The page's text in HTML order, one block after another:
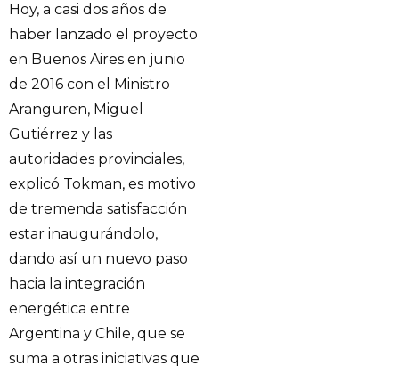
Hoy, a casi dos años de
haber lanzado el proyecto
en Buenos Aires en junio
de 2016 con el Ministro
Aranguren, Miguel
Gutiérrez y las
autoridades provinciales,
explicó Tokman, es motivo
de tremenda satisfacción
estar inaugurándolo,
dando así un nuevo paso
hacia la integración
energética entre
Argentina y Chile, que se
suma a otras iniciativas que